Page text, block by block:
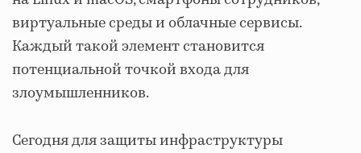
виртуальные среды и облачные сервисы.
Каждый такой элемент становится
потенциальной точкой входа для
злоумышленников.
Сегодня для защиты инфраструктуры